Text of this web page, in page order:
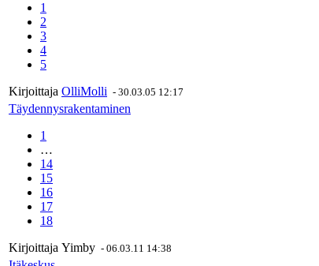
1
2
3
4
5
Kirjoittaja OlliMolli - 30.03.05 12:17
Täydennysrakentaminen
1
…
14
15
16
17
18
Kirjoittaja Yimby - 06.03.11 14:38